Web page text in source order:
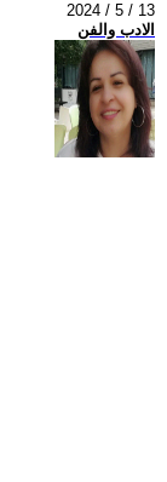
2024 / 5 / 13
الادب والفن